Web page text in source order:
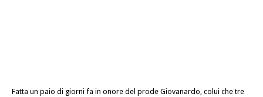
Fatta un paio di giorni fa in onore del prode Giovanardo, colui che tre